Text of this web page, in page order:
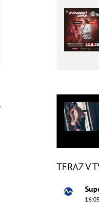
TERAZ V
16:05